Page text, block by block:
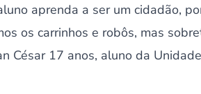
aprenda a ser um cidadão,
os carrinhos e robôs, mas
César 17 anos, aluno da